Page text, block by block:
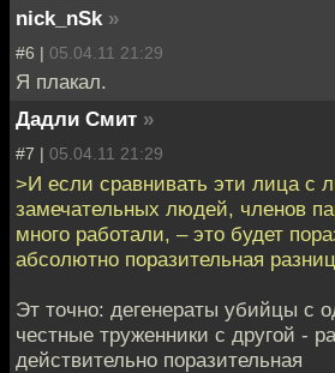
nick_nSk »
#6 | 05.04.11 21:29
Я плакал.
Дадли Смит »
#7 | 05.04.11 21:29
>И если сравнивать эти лица с
замечательных людей, членов
много работали, – это будет
абсолютно поразительная
Эт точно: дегенераты убийцы с
честные труженники с другой -
действительно поразительная